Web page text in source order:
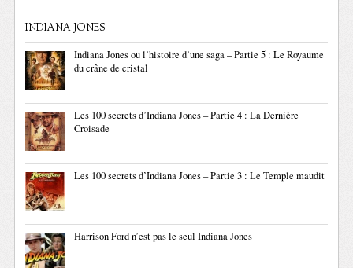
INDIANA JONES
Indiana Jones ou l’histoire d’une saga – Partie 5 : Le Royaume
du crâne de cristal
Les 100 secrets d’Indiana Jones – Partie 4 : La Dernière
Croisade
Les 100 secrets d’Indiana Jones – Partie 3 : Le Temple maudit
Harrison Ford n’est pas le seul Indiana Jones